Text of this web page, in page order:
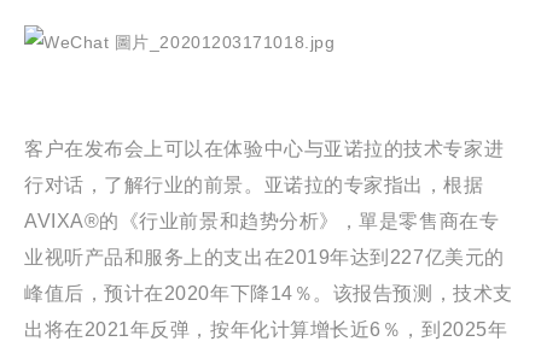
客户在发布会上可以在体验中心与亚诺拉的技术专家进
行对话 ， 了解行业的前景。亚诺拉的专家指出 ，根据
AVIXA®的《行业前景和趋势分析》
，單是零售商在专
业视听产品和服务上的支出在2019年达到227亿美元的
峰值后 ，预计在2020年下降14％。该报告预测，技术支
出将在2021年反弹，按年化计算增长近6％，到2025年